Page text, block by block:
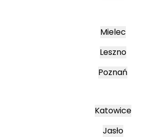
Mielec
Leszno
Poznań
Katowice
Jasło